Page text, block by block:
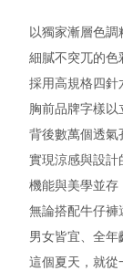
以獨家漸層色調
細膩不突兀的色
採用高規格四針
胸前品牌字樣以
背後數萬個透氣
實現涼感與設計
機能與美學並存
無論搭配牛仔褲
男女皆宜、全年
這個夏天，就從